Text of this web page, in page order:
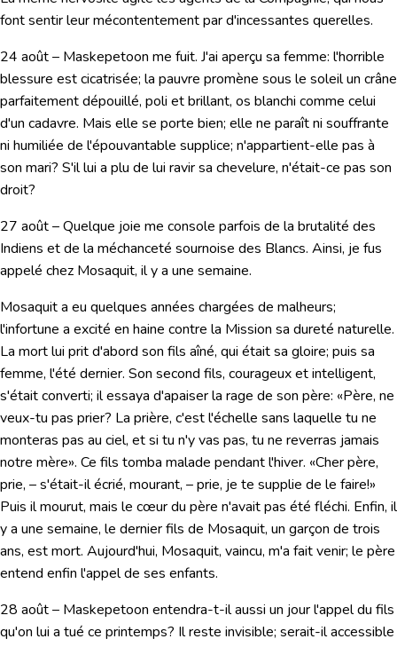
font sentir leur mécontentement par d'incessantes querelles.
24 août– Maskepetoon me fuit. J'ai aperçu sa femme: l'horrible
blessure est cicatrisée; la pauvre promène sous le soleil un crâne
parfaitement dépouillé, poli et brillant, os blanchi comme celui
d'un cadavre. Mais elle se porte bien; elle ne paraît ni souffrante
ni humiliée de l'épouvantable supplice; n'appartient-elle pas à
son mari? S'il lui a plu de lui ravir sa chevelure, n'était-ce pas son
droit?
27 août– Quelque joie me console parfois de la brutalité des
Indiens et de la méchanceté sournoise des Blancs. Ainsi, je fus
appelé chez Mosaquit, il y a une semaine.
Mosaquit a eu quelques années chargées de malheurs;
l'infortune a excité en haine contre la Mission sa dureté naturelle.
La mort lui prit d'abord son fils aîné, qui était sa gloire; puis sa
femme, l'été dernier. Son second fils, courageux et intelligent,
s'était converti; il essaya d'apaiser la rage de son père: «Père, ne
veux-tu pas prier? La prière, c'est l'échelle sans laquelle tu ne
monteras pas au ciel, et si tu n'y vas pas, tu ne reverras jamais
notre mère». Ce fils tomba malade pendant l'hiver. «Cher père,
prie, – s'était-il écrié, mourant, – prie, je te supplie de le faire!»
Puis il mourut, mais le cœur du père n'avait pas été fléchi. Enfin, il
y a une semaine, le dernier fils de Mosaquit, un garçon de trois
ans, est mort. Aujourd'hui, Mosaquit, vaincu, m'a fait venir; le père
entend enfin l'appel de ses enfants.
28 août– Maskepetoon entendra-t-il aussi un jour l'appel du fils
qu'on lui a tué ce printemps? Il reste invisible; serait-il accessible